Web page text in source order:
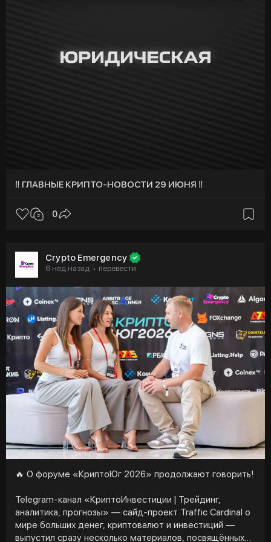
‼️ ГЛАВНЫЕ КРИПТО-НОВОСТИ 29 ИЮНЯ ‼️
0
Crypto Emergency
6 нед назад · перевести
🔥 О форуме «КриптоЮг 2026» продолжают говорить!
Telegram-канал «КриптоИнвестиции | Трейдинг,
аналитика, прогнозы» — сайд-проект Traffic Cardinal о
мире больших денег, криптовалют и инвестиций —
выпустил сразу несколько материалов, посвящённых